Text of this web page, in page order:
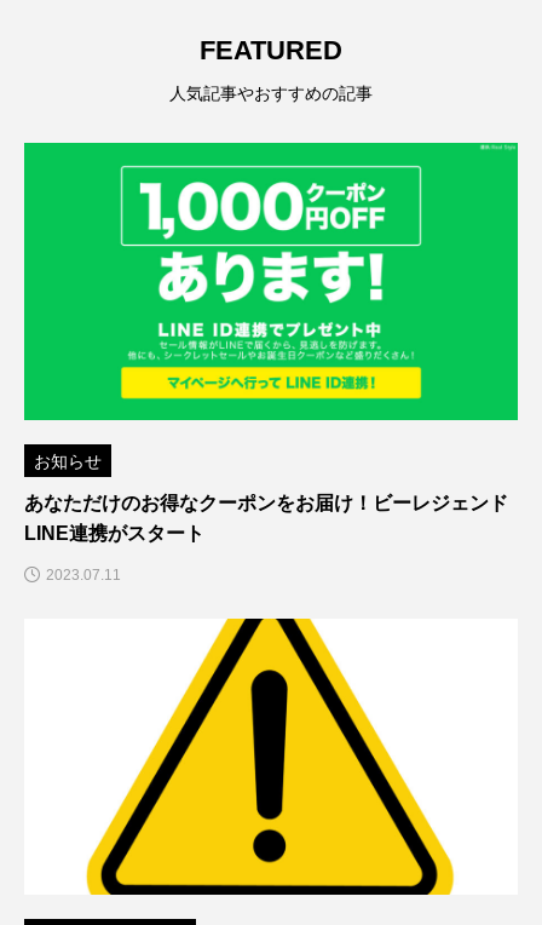
FEATURED
人気記事やおすすめの記事
お知らせ
あなただけのお得なクーポンをお届け！ビーレジェンド
LINE連携がスタート
2023.07.11